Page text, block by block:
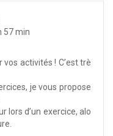
57 min
activités ! C’est trè
je vous propose
lors d’un exercice, alo